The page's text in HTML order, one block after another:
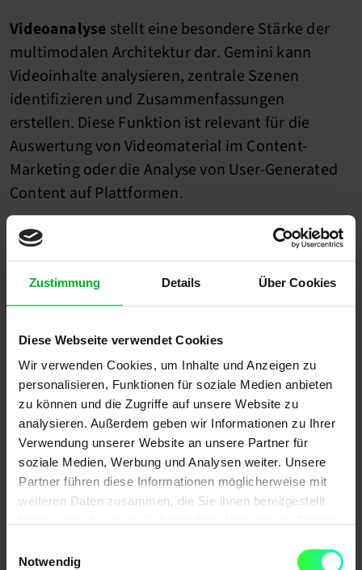
Zustimmung Details Über Cookies
Diese Webseite verwendet Cookies
Wir verwenden Cookies, um Inhalte und Anzeigen zu
personalisieren, Funktionen für soziale Medien anbieten
zu können und die Zugriffe auf unsere Website zu
analysieren. Außerdem geben wir Informationen zu Ihrer
Verwendung unserer Website an unsere Partner für
soziale Medien, Werbung und Analysen weiter. Unsere
Partner führen diese Informationen möglicherweise mit
weiteren Daten zusammen, die Sie ihnen bereitgestellt
Notwendig
Videoanalyse stellt eine besondere Stärke der
multimodalen Architektur dar. Gemini kann
Videoinhalte analysieren, zentrale Szenen
identifizieren und Zusammenfassungen
erstellen. Diese Funktion ist relevant für die
Auswertung von Videomaterial im Content-
Marketing oder die Analyse von User-Generated
Content auf Plattformen.
Bildgenerierung und -bearbeitung
sind
inzwischen direkt in der Gemini App verfügbar (je
nach Land/Account) – inklusive „Create
images“/Foto-Editing (u. a. über Nano
Entwickler- und Cloud-Umgebungen (z. B. Vertex
AI Studio) sind Bildmodelle auswählbar.
Videogenerierungist (abhängig vom
Abo/Produkt) ebenfalls Teil des Google-AI-
Ökosystems – z. B. in der Gemini-App über Veo-
basierte Funktionen in den Google-AI-Abos.
ist tief in das Modell integriert.
Gemini verarbeitet Anfragen in zahlreichen